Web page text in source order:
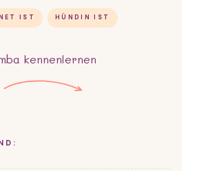
IST HÜNDIN IST
kennenlernen